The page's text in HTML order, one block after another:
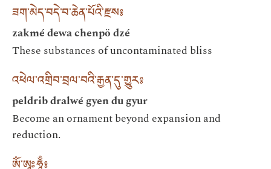
ཟག་མེད་བདེ་བ་ཆེན་པོའི་རྫས༔
zakmé dewa chenpö dzé
These substances of uncontaminated bliss
འཕེལ་འགྲིབ་བྲལ་བའི་རྒྱན་དུ་གྱུར༔
peldrib dralwé gyen du gyur
Become an ornament beyond expansion and
reduction.